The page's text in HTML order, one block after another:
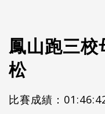
鳳山跑三
松
比賽成績：